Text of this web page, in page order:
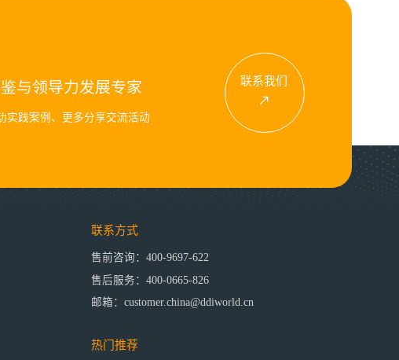
与领导力发展专家
实践案例、更多分享交流活动
联系我们
联系方式
售前咨询：400-9697-622
售后服务：400-0665-826
邮箱：customer.china@ddiworld.cn
热门推荐